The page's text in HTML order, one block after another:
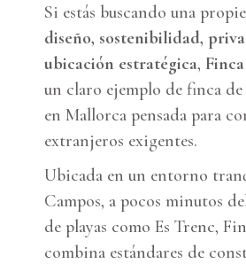
Si estás buscando una
diseño, sostenibilidad,
ubicación estratégica,
un claro ejemplo de finca
en Mallorca pensada para
extranjeros exigentes.
Ubicada en un entorno
Campos, a pocos minutos
de playas como Es Trenc,
combina estándares de